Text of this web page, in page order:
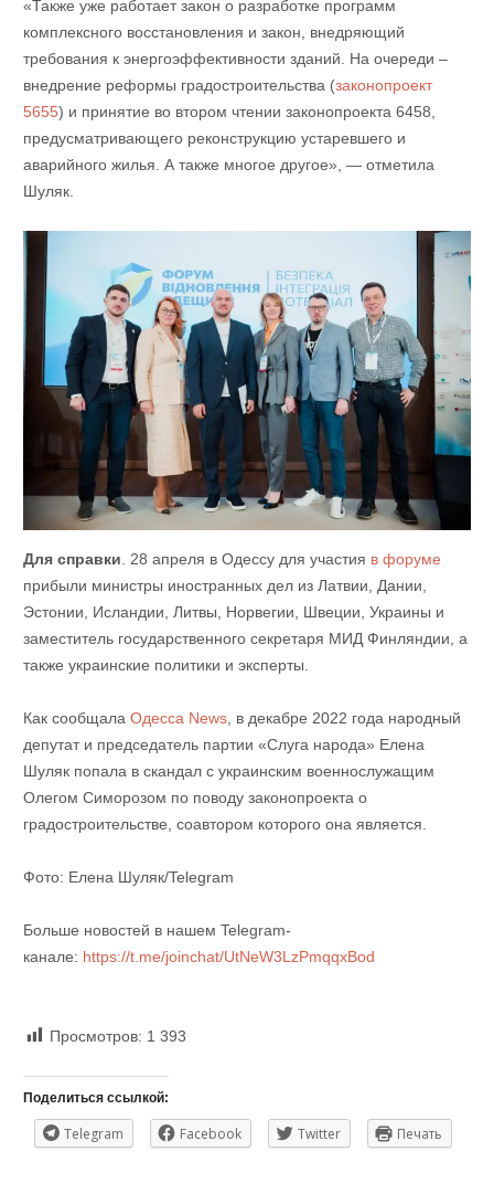
«Также уже работает закон о разработке программ
комплексного восстановления и закон, внедряющий
требования к энергоэффективности зданий. На очереди –
внедрение реформы градостроительства (законопроект
5655) и принятие во втором чтении законопроекта 6458,
предусматривающего реконструкцию устаревшего и
аварийного жилья. А также многое другое», — отметила
Шуляк.
Для справки . 28 апреля в Одессу для участия в форуме
прибыли министры иностранных дел из Латвии, Дании,
Эстонии, Исландии, Литвы, Норвегии, Швеции, Украины и
заместитель государственного секретаря МИД Финляндии, а
также украинские политики и эксперты.
Как сообщала Одесса News, в декабре 2022 года народный
депутат и председатель партии «Слуга народа» Елена
Шуляк попала в скандал с украинским военнослужащим
Олегом Симорозом по поводу законопроекта о
градостроительстве, соавтором которого она является.
Фото: Елена Шуляк/Telegram
Больше новостей в нашем Telegram-
канале: https://t.me/joinchat/UtNeW3LzPmqqxBod
Просмотров: 1 393
Поделиться ссылкой:
Telegram Facebook Twitter Печать